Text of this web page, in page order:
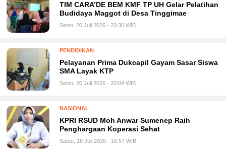
TIM CARA’DE BEM KMF TP UH Gelar Pelatihan
Budidaya Maggot di Desa Tinggimae
Senin, 20 Juli 2026 - 23:30 WIB
PENDIDIKAN
Pelayanan Prima Dukcapil Gayam Sasar Siswa
SMA Layak KTP
Senin, 20 Juli 2026 - 20:04 WIB
NASIONAL
KPRI RSUD Moh Anwar Sumenep Raih
Penghargaan Koperasi Sehat
Sabtu, 18 Juli 2026 - 16:57 WIB